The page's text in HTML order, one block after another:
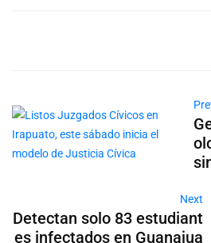
Next
Detectan solo 83 estudiant
es infectados en Guanajua